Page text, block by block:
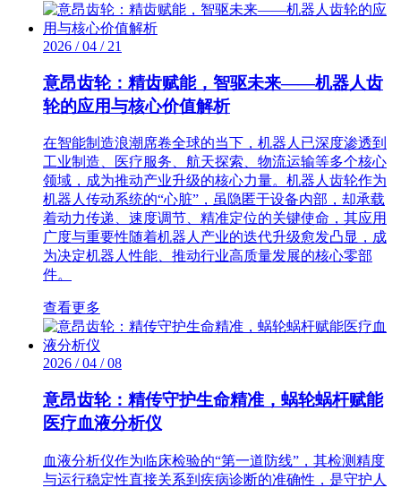
2026 / 04 / 21
意昂齿轮：精齿赋能，智驱未来——机器人齿
轮的应用与核心价值解析
在智能制造浪潮席卷全球的当下，机器人已深度渗透到
工业制造、医疗服务、航天探索、物流运输等多个核心
领域，成为推动产业升级的核心力量。机器人齿轮作为
机器人传动系统的“心脏”，虽隐匿于设备内部，却承载
着动力传递、速度调节、精准定位的关键使命，其应用
广度与重要性随着机器人产业的迭代升级愈发凸显，成
为决定机器人性能、推动行业高质量发展的核心零部
件。
查看更多
2026 / 04 / 08
意昂齿轮：精传守护生命精准，蜗轮蜗杆赋能
医疗血液分析仪
血液分析仪作为临床检验的“第一道防线”，其检测精度
与运行稳定性直接关系到疾病诊断的准确性，是守护人